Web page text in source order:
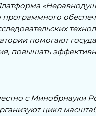
программного
помогают
повышать
с Минобрнауки
цикл